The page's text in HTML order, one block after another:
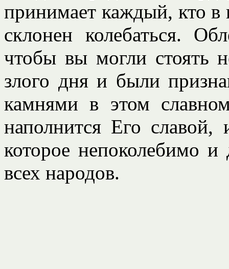
принимает каждый, кто в
склонен колебаться.
чтобы вы могли стоять
злого дня и были
камнями в этом
наполнится Его славой,
которое непоколебимо и
всех народов.